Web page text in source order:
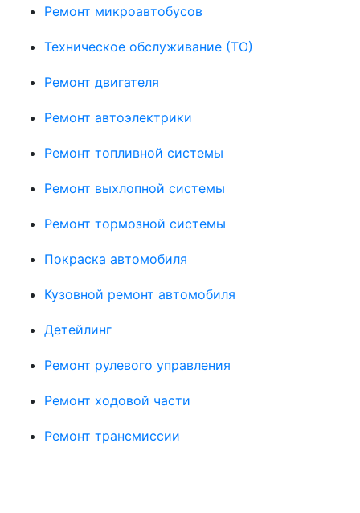
Ремонт микроавтобусов
Техническое обслуживание (ТО)
Ремонт двигателя
Ремонт автоэлектрики
Ремонт топливной системы
Ремонт выхлопной системы
Ремонт тормозной системы
Покраска автомобиля
Кузовной ремонт автомобиля
Детейлинг
Ремонт рулевого управления
Ремонт ходовой части
Ремонт трансмиссии